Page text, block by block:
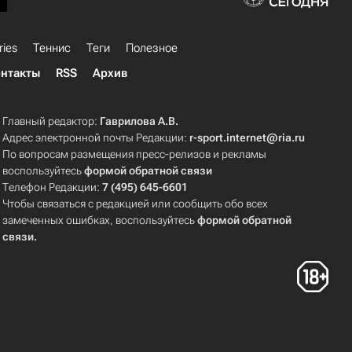
Теннис Теги
Полезное
RSS Архив
Главный редактор: Гаврилова А.В.
Адрес электронной почты Редакции: r-sport.internet@ria.ru
По вопросам размещения пресс-релизов и рекламы
воспользуйтесьформой обратной связи
Телефон Редакции:7 (495) 645-6601
Чтобы связаться с редакцией или сообщить обо всех
замеченных ошибках, воспользуйтесьформой обратной
связи.